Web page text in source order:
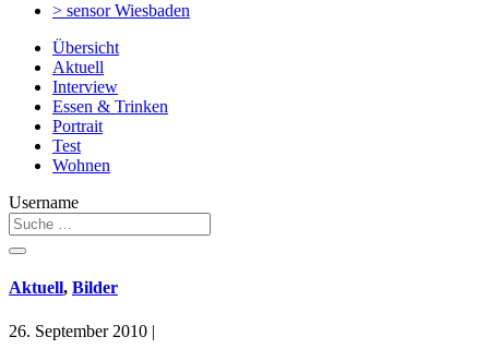
> sensorWiesbaden
Übersicht
Aktuell
Interview
Essen & Trinken
Portrait
Test
Wohnen
Username
Aktuell, Bilder
26. September 2010 |